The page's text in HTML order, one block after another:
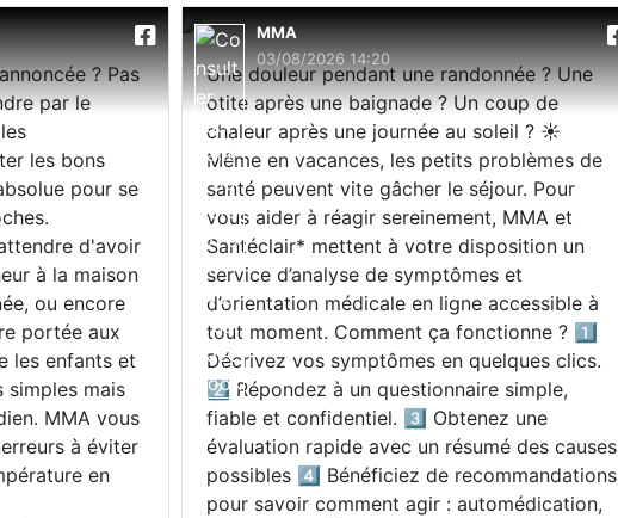
? Pas
par le
les bons
pour se
d'avoir
à la maison
ou encore
portée aux
les enfants et
simples mais
MMA vous
à éviter
en
MMA
03/08/2026 14:20
Une douleur pendant une randonnée ? Une
otite après une baignade ? Un coup de
chaleur après une journée au soleil ? ☀️
Même en vacances, les petits problèmes de
santé peuvent vite gâcher le séjour. Pour
vous aider à réagir sereinement, MMA et
Santéclair* mettent à votre disposition un
service d’analyse de symptômes et
d’orientation médicale en ligne accessible à
tout moment. Comment ça fonctionne ? 1️⃣
Décrivez vos symptômes en quelques clics.
2️⃣ Répondez à un questionnaire simple,
fiable et confidentiel. 3️⃣ Obtenez une
évaluation rapide avec un résumé des causes
possibles 4️⃣ Bénéficiez de recommandations
pour savoir comment agir : automédication,